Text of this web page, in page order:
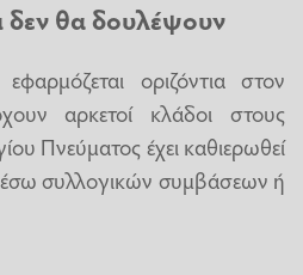
δεν θα δουλέψουν
οριζόντια στον
αρκετοί κλάδοι στους
Πνεύματος έχει καθιερωθεί
συλλογικών συμβάσεων ή